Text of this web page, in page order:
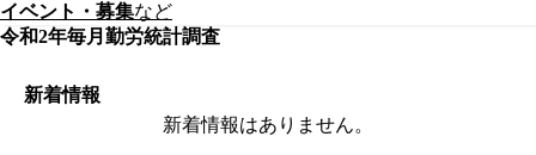
イベント・募集など
令和2年毎月勤労統計調査
新着情報
新着情報はありません。